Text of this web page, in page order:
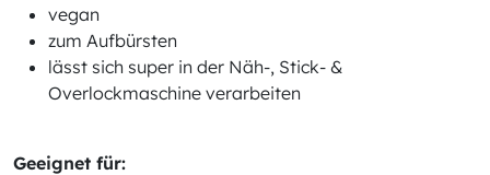
vegan
zum Aufbürsten
lässt sich super in der Näh-, Stick- &
Overlockmaschine verarbeiten
Geeignet für: